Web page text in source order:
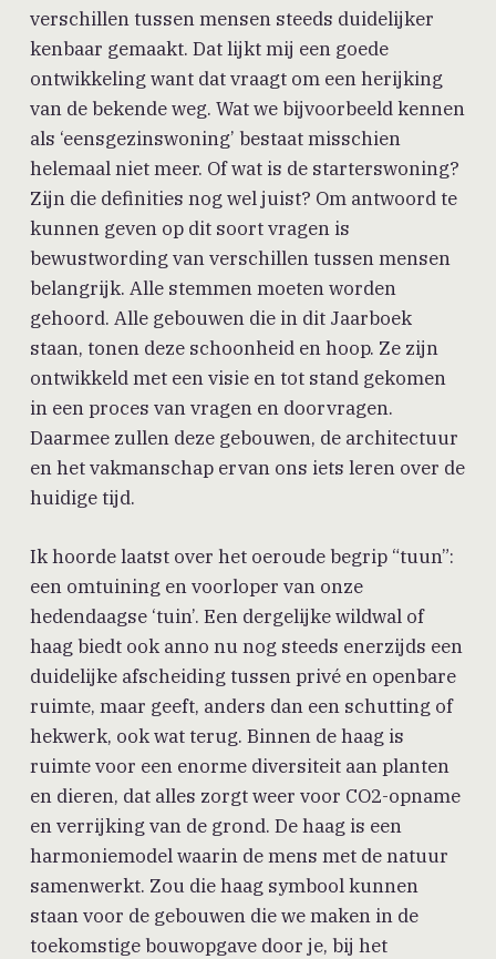
verschillen tussen mensen steeds duidelijker
kenbaar gemaakt. Dat lijkt mij een goede
ontwikkeling want dat vraagt om een herijking
van de bekende weg. Wat we bijvoorbeeld kennen
als ‘eensgezinswoning’ bestaat misschien
helemaal niet meer. Of wat is de starterswoning?
Zijn die definities nog wel juist? Om antwoord te
kunnen geven op dit soort vragen is
bewustwording van verschillen tussen mensen
belangrijk. Alle stemmen moeten worden
gehoord. Alle gebouwen die in dit Jaarboek
staan, tonen deze schoonheid en hoop. Ze zijn
ontwikkeld met een visie en tot stand gekomen
in een proces van vragen en doorvragen.
Daarmee zullen deze gebouwen, de architectuur
en het vakmanschap ervan ons iets leren over de
huidige tijd.
Ik hoorde laatst over het oeroude begrip “tuun”:
een omtuining en voorloper van onze
hedendaagse ‘tuin’. Een dergelijke wildwal of
haag biedt ook anno nu nog steeds enerzijds een
duidelijke afscheiding tussen privé en openbare
ruimte, maar geeft, anders dan een schutting of
hekwerk, ook wat terug. Binnen de haag is
ruimte voor een enorme diversiteit aan planten
en dieren, dat alles zorgt weer voor CO2-opname
en verrijking van de grond. De haag is een
harmoniemodel waarin de mens met de natuur
samenwerkt. Zou die haag symbool kunnen
staan voor de gebouwen die we maken in de
toekomstige bouwopgave door je, bij het